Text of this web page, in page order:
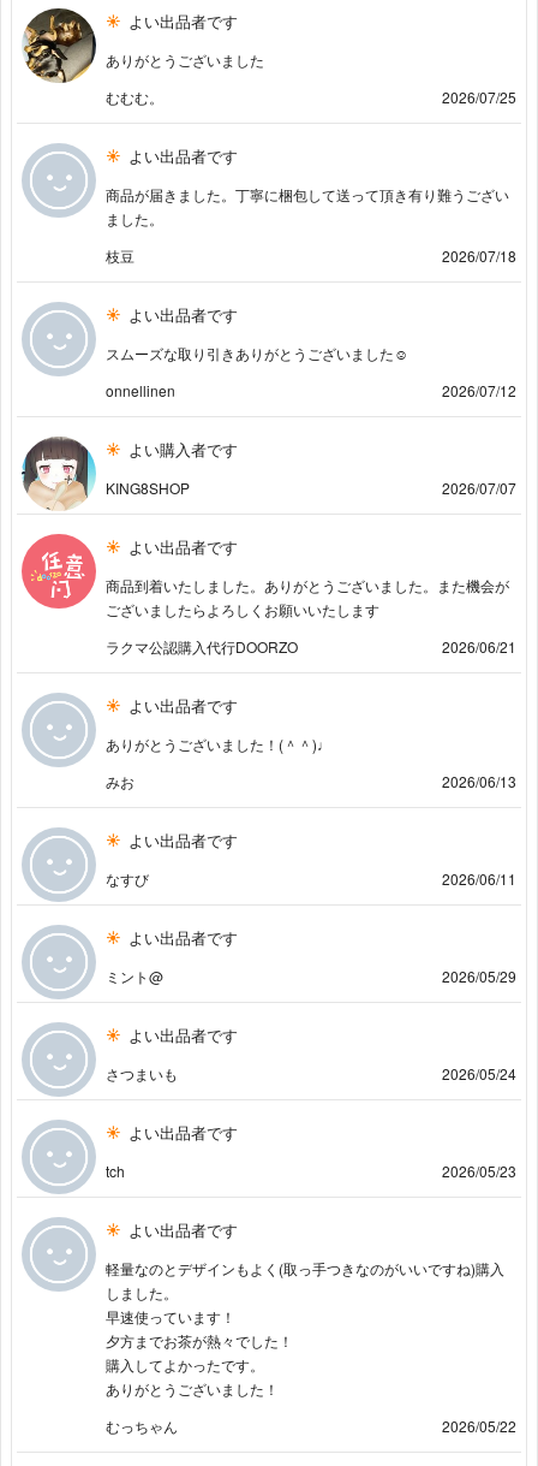
よい出品者です
ありがとうございました
むむむ。
2026/07/25
よい出品者です
商品が届きました。丁寧に梱包して送って頂き有り難うござい
ました。
枝豆
2026/07/18
よい出品者です
スムーズな取り引きありがとうございました☺️
onnellinen
2026/07/12
よい購入者です
KING8SHOP 2026/07/07
よい出品者です
商品到着いたしました。ありがとうございました。また機会が
ございましたらよろしくお願いいたします
ラクマ公認購入代行DOORZO
2026/06/21
よい出品者です
ありがとうございました！(＾＾)♩
みお
2026/06/13
よい出品者です
なすび 2026/06/11
よい出品者です
ミント@ 2026/05/29
よい出品者です
さつまいも 2026/05/24
よい出品者です
tch 2026/05/23
よい出品者です
軽量なのとデザインもよく(取っ手つきなのがいいですね)購入
しました。
早速使っています！
夕方までお茶が熱々でした！
購入してよかったです。
ありがとうございました！
むっちゃん
2026/05/22